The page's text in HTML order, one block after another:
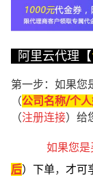
阿里云代理【
第一步：如果您
（公司名称/个
（注册连接）给
如果您
后） 下单， 才可